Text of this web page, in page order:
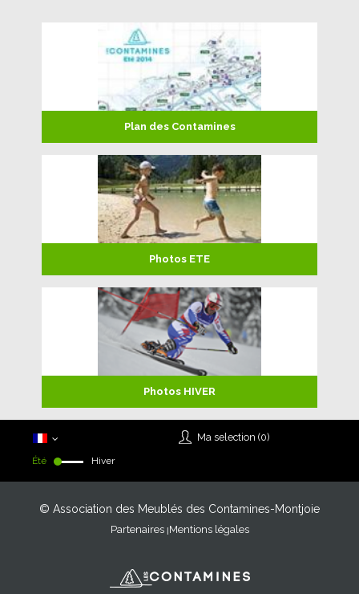
Plan des Contamines
Photos ETE
Photos HIVER
Ma selection (0)
Été Hiver
© Association des Meublés des Contamines-Montjoie
Partenaires Mentions légales